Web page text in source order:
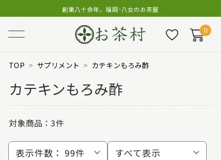
創業八十余年、福岡･八女のお茶屋
0
TOP サプリメント カテキンもろみ酢
カテキンもろみ酢
対象商品： 3件
表示件数： 99件
すべて表示